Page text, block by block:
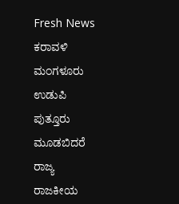
Fresh News
ಕರಾವಳಿ
ಮಂಗಳೂರು
ಉಡುಪಿ
ಪುತ್ತೂರು
ಮೂಡಬಿದರೆ
ರಾಜ್ಯ
ರಾಜಕೀಯ